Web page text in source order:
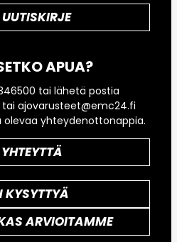
APUA?
tai lähetä postia
ajovarusteet@emc24.fi
olevaa yhteydenottonappia.
KYSYTTYÄ
ARVIOITAMME